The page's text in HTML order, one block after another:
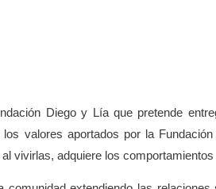
Diego y Lía que pretende
valores aportados por la
vivirlas, adquiere los